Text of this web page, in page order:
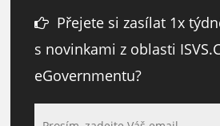
Přejete si zasílat 1x
s novinkami z oblasti
eGovernmentu?